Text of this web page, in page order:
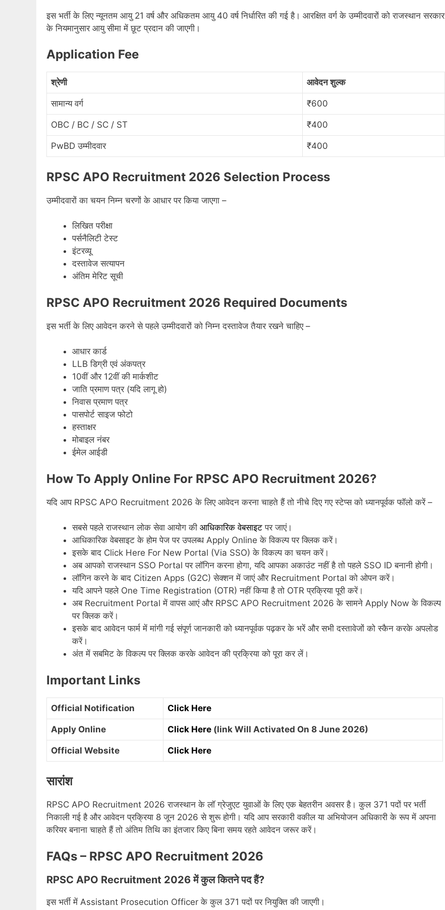
इस भर्ती के लिए न्यूनतम आयु 21 वर्ष और अधिकतम आयु 40 वर्ष निर्धारित की गई है। आरक्षित वर्ग के उम्मीदवारों को राजस्थान सरकार
के नियमानुसार आयु सीमा में छूट प्रदान की जाएगी।
Application Fee
श्रेणी आवेदन शुल्क
सामान्य वर्ग ₹600
OBC / BC / SC / ST ₹400
PwBD उम्मीदवार ₹400
RPSC APO Recruitment 2026 Selection Process
उम्मीदवारों का चयन निम्न चरणों के आधार पर किया जाएगा –
लिखित परीक्षा
पर्सनैलिटी टेस्ट
इंटरव्यू
दस्तावेज सत्यापन
अंतिम मेरिट सूची
RPSC APO Recruitment 2026 Required Documents
इस भर्ती के लिए आवेदन करने से पहले उम्मीदवारों को निम्न दस्तावेज तैयार रखने चाहिए –
आधार कार्ड
LLB डिग्री एवं अंकपत्र
10वीं और 12वीं की मार्कशीट
जाति प्रमाण पत्र (यदि लागू हो)
निवास प्रमाण पत्र
पासपोर्ट साइज फोटो
हस्ताक्षर
मोबाइल नंबर
ईमेल आईडी
How To Apply Online For RPSC APO Recruitment 2026?
यदि आप RPSC APO Recruitment 2026 के लिए आवेदन करना चाहते हैं तो नीचे दिए गए स्टेप्स को ध्यानपूर्वक फॉलो करें –
सबसे पहले राजस्थान लोक सेवा आयोग की आधिकारिक वेबसाइट पर जाएं।
आधिकारिक वेबसाइट के होम पेज पर उपलब्ध Apply Online के विकल्प पर क्लिक करें।
इसके बाद Click Here For New Portal (Via SSO) के विकल्प का चयन करें।
अब आपको राजस्थान SSO Portal पर लॉगिन करना होगा, यदि आपका अकाउंट नहीं है तो पहले SSO ID बनानी होगी।
लॉगिन करने के बाद Citizen Apps (G2C) सेक्शन में जाएं और Recruitment Portal को ओपन करें।
यदि आपने पहले One Time Registration (OTR) नहीं किया है तो OTR प्रक्रिया पूरी करें।
अब Recruitment Portal में वापस आएं और RPSC APO Recruitment 2026 के सामने Apply Now के विकल्प
पर क्लिक करें।
इसके बाद आवेदन फार्म में मांगी गई संपूर्ण जानकारी को ध्यानपूर्वक पढ़कर के भरें और सभी दस्तावेजों को स्कैन करके अपलोड
करें।
अंत में सबमिट के विकल्प पर क्लिक करके आवेदन की प्रक्रिया को पूरा कर लें।
Important Links
Official Notification Click Here
Apply Online Click Here (link Will Activated On 8 June 2026)
Official Website Click Here
सारांश
RPSC APO Recruitment 2026 राजस्थान के लॉ ग्रेजुएट युवाओं के लिए एक बेहतरीन अवसर है। कुल 371 पदों पर भर्ती
निकाली गई है और आवेदन प्रक्रिया 8 जून 2026 से शुरू होगी। यदि आप सरकारी वकील या अभियोजन अधिकारी के रूप में अपना
करियर बनाना चाहते हैं तो अंतिम तिथि का इंतजार किए बिना समय रहते आवेदन जरूर करें।
FAQs – RPSC APO Recruitment 2026
RPSC APO Recruitment 2026 में कुल कितने पद हैं?
इस भर्ती में Assistant Prosecution Officer के कुल 371 पदों पर नियुक्ति की जाएगी।